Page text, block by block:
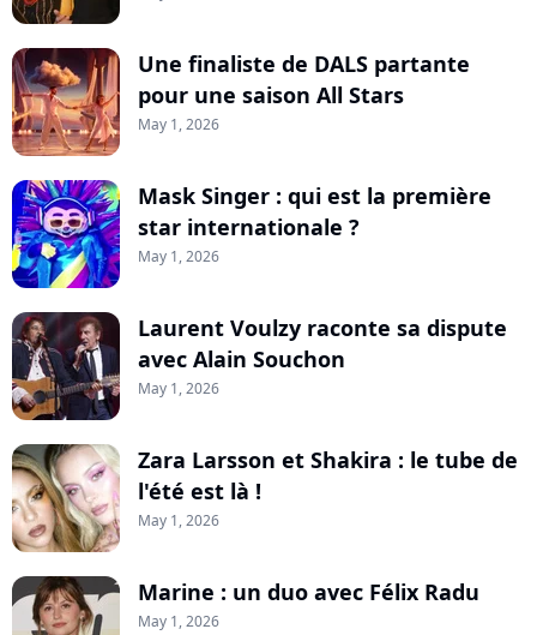
Une finaliste de DALS partante
pour une saison All Stars
May 1, 2026
Mask Singer : qui est la première
star internationale ?
May 1, 2026
Laurent Voulzy raconte sa dispute
avec Alain Souchon
May 1, 2026
Zara Larsson et Shakira : le tube de
l'été est là !
May 1, 2026
Marine : un duo avec Félix Radu
May 1, 2026